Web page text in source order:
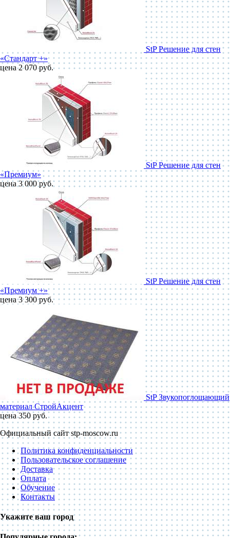
StP Решение для стен
«Стандарт +»
цена 2 070 руб.
StP Решение для стен
«Премиум»
цена 3 000 руб.
StP Решение для стен
«Премиум +»
цена 3 300 руб.
StP Звукопоглощающий
материал СтройАкцент
цена 350 руб.
Официальный сайт stp-moscow.ru
Политика конфиденциальности
Пользовательское соглашение
Доставка
Оплата
Обучение
Контакты
Укажите ваш город